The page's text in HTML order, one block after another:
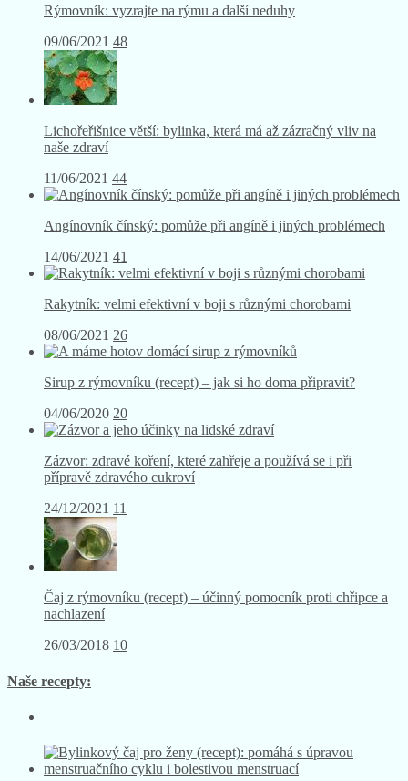
Rýmovník: vyzrajte na rýmu a další neduhy
09/06/2021 48
Lichořeřišnice větší: bylinka, která má až zázračný vliv na
naše zdraví
11/06/2021 44
Angínovník čínský: pomůže při angíně i jiných problémech
14/06/2021 41
Rakytník: velmi efektivní v boji s různými chorobami
08/06/2021 26
Sirup z rýmovníku (recept) – jak si ho doma připravit?
04/06/2020 20
Zázvor: zdravé koření, které zahřeje a používá se i při
přípravě zdravého cukroví
24/12/2021 11
Čaj z rýmovníku (recept) – účinný pomocník proti chřipce a
nachlazení
26/03/2018 10
Naše recepty: